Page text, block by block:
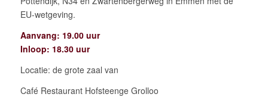
EU-wetgeving.
Aanvang: 19.00 uur
Inloop: 18.30 uur
Locatie: de grote zaal van
Café Restaurant Hofsteenge Grolloo